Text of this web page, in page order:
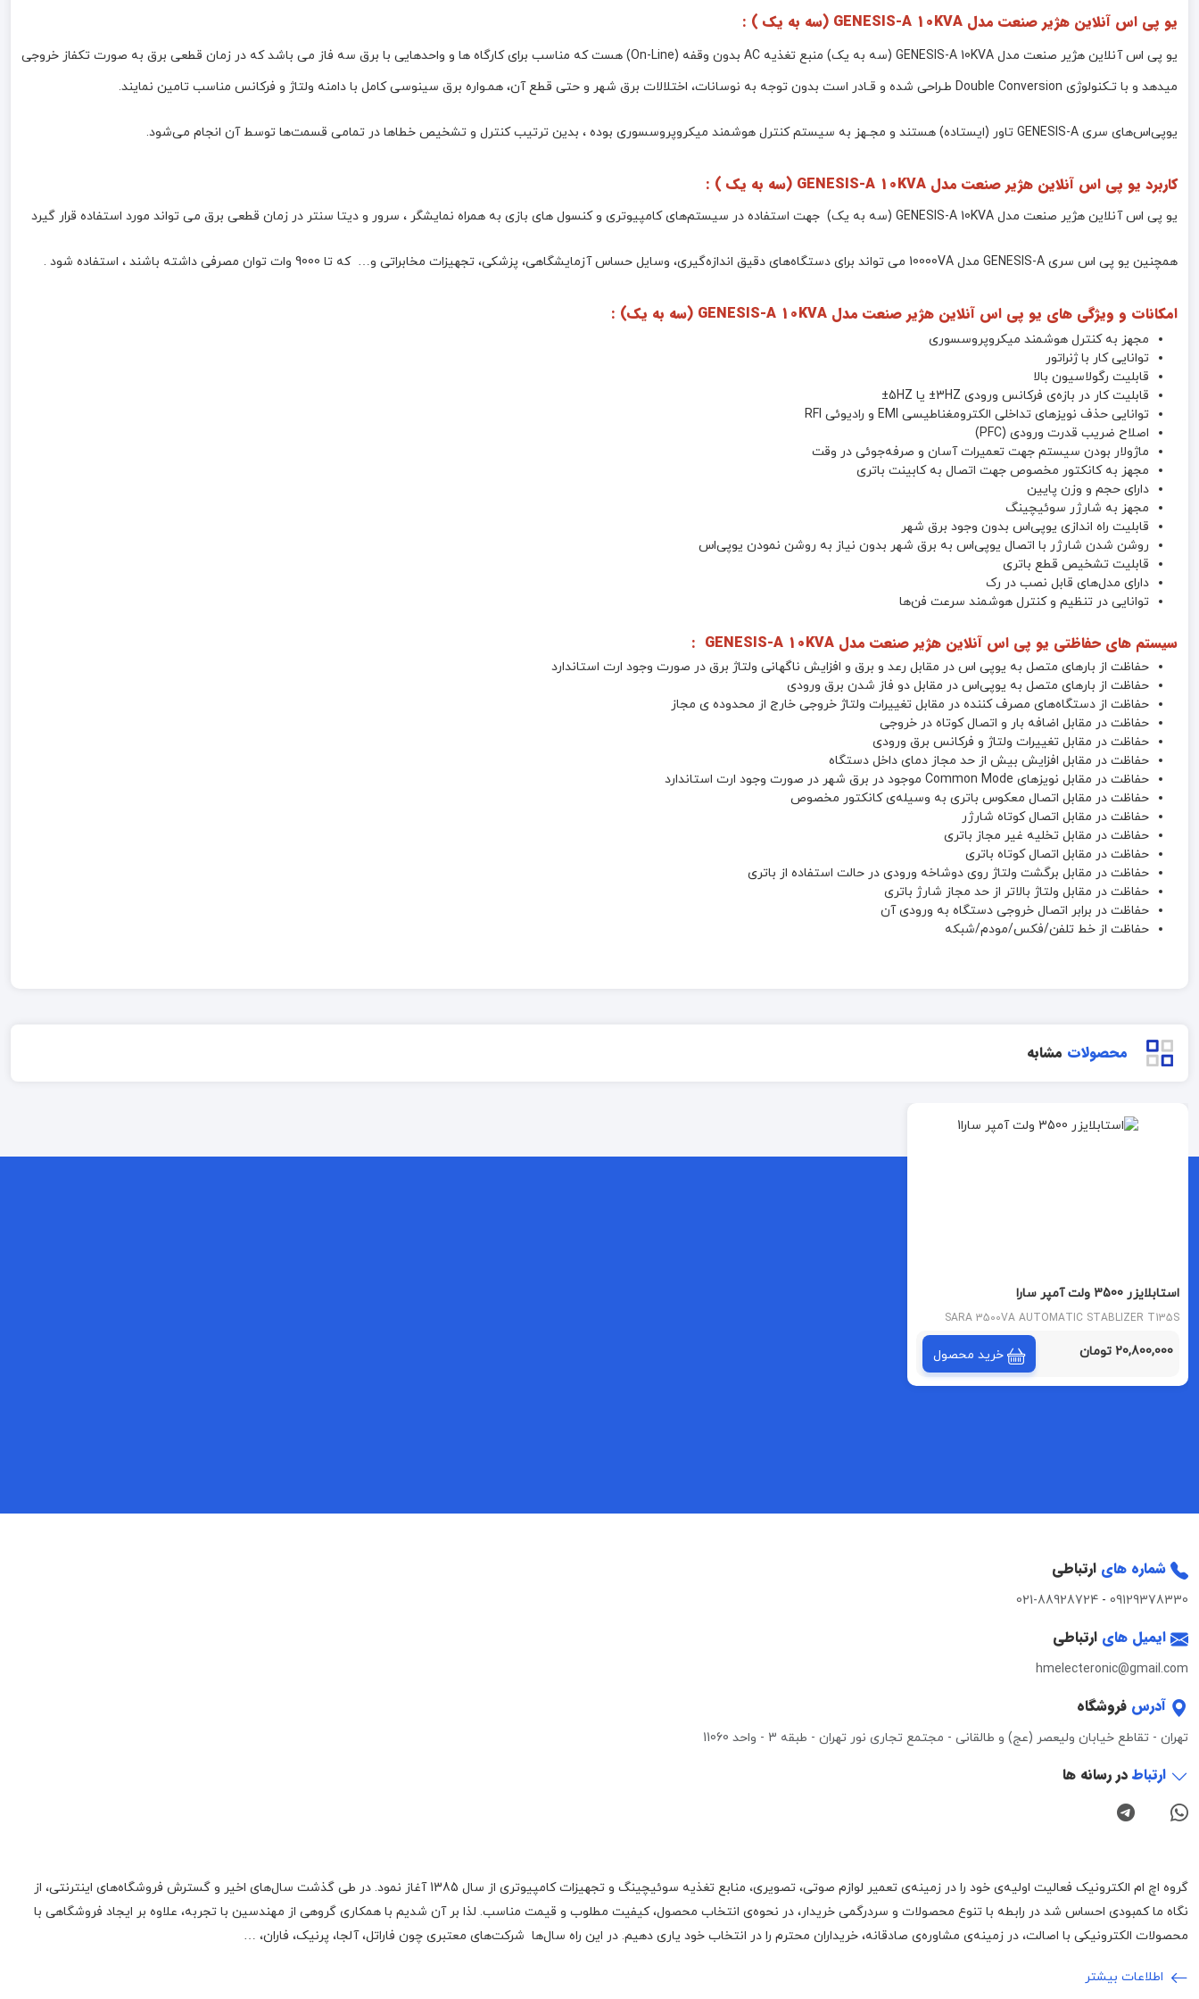
یو پی اس آنلاین هژیر صنعت مدل GENESIS-A 10KVA (سه به یک ) :
یو پی اس آنلاین هژیر صنعت مدل GENESIS-A 10KVA (سه به یک) منبع تغذیه AC بدون وقفه (On-Line) هست که مناسب برای کارگاه ها و واحدهایی با برق سه فاز می باشد که در زمان قطعی برق به صورت تکفاز خروجی
میدهد و با تـکنولوژی Double Conversion طـراحی شده و قـادر است بدون توجه به نوسانات، اختلالات برق شهر و حتی قطع آن، همـواره برق سینوسی کامل با دامنه ولتاژ و فرکانس مناسب تامین نمایند.
یوپی‌اس‌های سری GENESIS-A تاور (ایستاده) هستند و مجـهز به سیستم کنترل هوشمند میکروپروسسوری بوده ، بدین ترتیب کنترل و تشخیص خطاها در تمامی قسمت‌ها توسط آن انجام می‌شود.
کاربرد یو پی اس آنلاین هژیر صنعت مدل GENESIS-A 10KVA (سه به یک ) :
یو پی اس آنلاین هژیر صنعت مدل GENESIS-A 10KVA (سه به یک) جهت استفاده در سیستم‌های کامپیوتری و کنسول های بازی به همراه نمایشگر ، سرور و دیتا سنتر در زمان قطعی برق می تواند مورد استفاده قرار گیرد
همچنین یو پی اس سری GENESIS-A مدل 10000VA می تواند برای دستگاه‌های دقیق اندازه‌گیری، وسایل حساس آزمایشگاهی، پزشکی، تجهیزات مخابراتی و… که تا 9000 وات توان مصرفی داشته باشند ، استفاده شود .
امکانات و ویژگی های یو پی اس آنلاین هژیر صنعت مدل GENESIS-A 10KVA (سه به یک) :
مجهز به کنترل هوشمند میکروپروسسوری
توانایی کار با ژنراتور
قابلیت رگولاسیون بالا
قابلیت کار در بازه‌ی فرکانس ورودی 3HZ± یا 5HZ±
توانایی حذف نویزهای تداخلی الکترومغناطیسی EMI و رادیوئی RFI
اصلاح ضریب قدرت ورودی (PFC)
ماژولار بودن سیستم جهت تعمیرات آسان و صرفه‌جوئی در وقت
مجهز به کانکتور مخصوص جهت اتصال به کابینت باتری
دارای حجم و وزن پایین
مجهز به شارژر سوئیچینگ
قابلیت راه اندازی یوپی‌اس بدون وجود برق شهر
روشن شدن شارژر با اتصال یوپی‌اس به برق شهر بدون نیاز به روشن نمودن یوپی‌اس
قابلیت تشخیص قطع باتری
دارای مدل‌های قابل نصب در رک
توانایی در تنظیم و کنترل هوشمند سرعت فن‌ها
سیستم های حفاظتی یو پی اس آنلاین هژیر صنعت مدل GENESIS-A 10KVA :
حفاظت از بارهای متصل به یو‌پی اس در مقابل رعد و برق و افزایش ناگهانی ولتاژ برق در صورت وجود ارت استاندارد
حفاظت از بارهای متصل به یوپی‌اس در مقابل دو فاز شدن برق ورودی
حفاظت از دستگاه‌های مصرف کننده در مقابل تغییرات ولتاژ خروجی خارج از محدوده ی مجاز
حفاظت در مقابل اضافه بار و اتصال کوتاه در خروجی
حفاظت در مقابل تغییرات ولتاژ و فرکانس برق ورودی
حفاظت در مقابل افزایش بیش از حد مجاز دمای داخل دستگاه
حفاظت در مقابل نویزهای Common Mode موجود در برق شهر در صورت وجود ارت استاندارد
حفاظت در مقابل اتصال معکوس باتری به وسیله‌ی کانکتور مخصوص
حفاظت در مقابل اتصال کوتاه شارژر
حفاظت در مقابل تخلیه غیر مجاز باتری
حفاظت در مقابل اتصال کوتاه باتری
حفاظت در مقابل برگشت ولتاژ روی دوشاخه ورودی در حالت استفاده از باتری
حفاظت در مقابل ولتاژ بالاتر از حد مجاز شارژ باتری
حفاظت در برابر اتصال خروجی دستگاه به ورودی آن
حفاظت از خط تلفن/فکس/مودم/شبکه
محصولات مشابه
استابلایزر 3500 ولت آمپر سارا
SARA 3500VA AUTOMATIC STABLIZER T135S
20,800,000 تومان خرید محصول
شماره های ارتباطی
09129378330
-
021-88928724
ایمیل های ارتباطی
hmelecteronic@gmail.com
آدرس فروشگاه
تهران - تقاطع خیابان ولیعصر (عج) و طالقانی - مجتمع تجاری نور تهران - طبقه 3 - واحد 11060
ارتباطدر رسانه ها
گروه اچ ام الکترونیک فعالیت اولیه‌ی خود را در زمینه‌‌ی تعمیر لوازم صوتی، تصویری، منابع تغذیه سوئیچینگ و تجهیزات کامپیوتری از سال 1385 آغاز نمود. در طی گذشت سال‌های اخیر و گسترش فروشگاه‌های اینترنتی، از
نگاه ما کمبودی احساس شد در رابطه با تنوع محصولات و سردرگمی خریدار، در نحوه‌ی انتخاب محصول، کیفیت مطلوب و قیمت مناسب. لذا بر آن شدیم با همکاری گروهی از مهندسین با تجربه، علاوه بر ایجاد فروشگاهی با
محصولات الکترونیکی با اصالت، در زمینه‌ی مشاوره‌ی صادقانه، خریداران محترم را در انتخاب خود یاری دهیم. در این راه سال‌ها شرکت‌های معتبری چون فاراتل، آلجا، پرنیک، فاران، …
اطلاعات بیشتر